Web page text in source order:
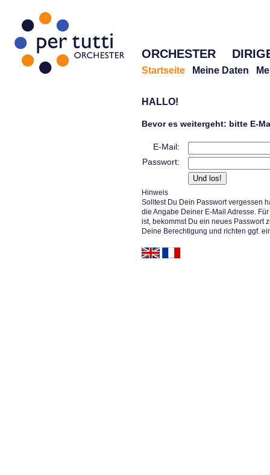
ORCHESTER
Startseite Meine Daten
HALLO!
Bevor es weitergeht: bitte E-
E-Mail:
Passwort:
Hinweis
Solltest Du Dein Passwort vergessen
die Angabe Deiner E-Mail Adresse.
ist, bekommst Du ein neues Passwort
Deine Berechtigung und richten ggf.